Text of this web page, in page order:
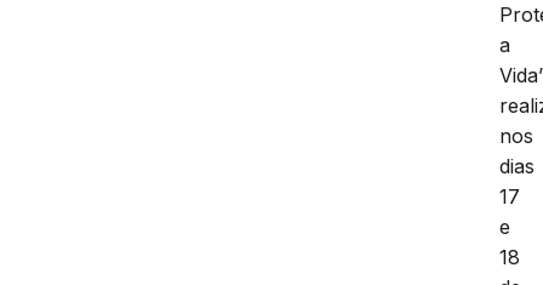
a
nos
dias
17
e
18